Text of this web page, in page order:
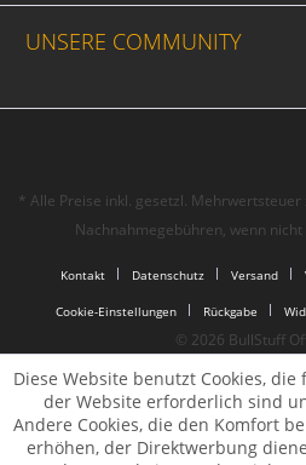
UNSERE COMMUNITY
* Alle Preise inkl. gesetzl.
Nachnahmegebühren, wenn
Kontakt Datenschutz Versand
Cookie-Einstellungen Rückgabe
© 2026 BullStuff
Diese Website benutzt Cookies,
der Website erforderlich sind
Andere Cookies, die den Komfort
erhöhen, der Direktwerbung